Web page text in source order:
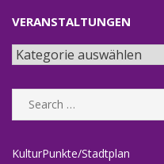
VERANSTALTUNGEN
Veranstaltungen
Search
for:
KulturPunkte/Stadtplan